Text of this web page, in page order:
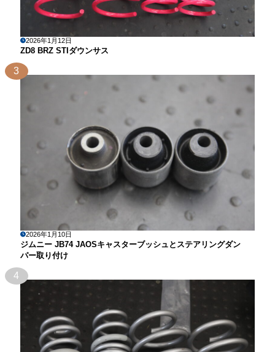
2026年1月12日
ZD8 BRZ STIダウンサス
3
2026年1月10日
ジムニー JB74 JAOSキャスターブッシュとステアリングダン
パー取り付け
4